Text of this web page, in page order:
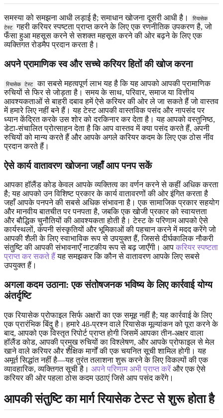
समस्या को समझना आधी लड़ाई है; समाधान खोजना दूसरी आधी है।
रियासेक
टेस्ट गहरी करियर स्पष्टता प्राप्त करने के लिए एक रणनीतिक उपकरण है, जो
फँसा हुआ महसूस करने से सशक्त महसूस करने की ओर बढ़ने के लिए एक
व्यक्तिगत रोडमैप प्रदान करता है।
अपने प्रामाणिक स्व और सच्चे करियर हितों की खोज करना
रियासेक टेस्ट का सबसे महत्वपूर्ण लाभ यह है कि यह आपको आपकी प्रामाणिक
रुचियों से फिर से जोड़ता है। समय के साथ, परिवार, समाज या वित्तीय
आवश्यकताओं से बाहरी दबाव हमें ऐसे करियर की ओर ले जा सकते हैं जो वास्तव
में हमारे लिए नहीं बने हैं। यह टेस्ट आपकी वास्तविक पसंद और नापसंद पर
ध्यान केंद्रित करके उस शोर को दरकिनार कर देता है। यह आपको वस्तुनिष्ठ,
डेटा-संचालित प्रोत्साहन देता है कि आप वास्तव में क्या पसंद करते हैं, अपनी
रुचियों को मान्य करते हैं और आपके अगले करियर कदम के लिए एक ठोस नींव
प्रदान करते हैं।
ऐसे कार्य वातावरण खोजना जहाँ आप पनप सकें
आपका हॉलैंड कोड केवल आपके व्यक्तित्व का वर्णन करने से कहीं अधिक करता
है; यह आपको उन विशिष्ट प्रकार के कार्य वातावरणों की ओर इंगित करता है
जहाँ आपके पनपने की सबसे अधिक संभावना है। एक सामाजिक प्रकार सहयोग
और मानवीय बातचीत पर पनपता है, जबकि एक खोजी प्रकार को स्वायत्तता
और बौद्धिक चुनौतियों की आवश्यकता होती है। टेस्ट के परिणाम आपको ऐसे
कार्यस्थलों, कंपनी संस्कृतियों और भूमिकाओं की पहचान करने में मदद करेंगे जो
आपकी शैली के लिए स्वाभाविक रूप से उपयुक्त हैं, जिससे दीर्घकालिक नौकरी
संतुष्टि की आपकी संभावनाएँ नाटकीय रूप से बढ़ जाएँगी। आप करियर स्पष्टता
प्राप्त कर सकते हैंयह समझकर कि कौन से वातावरण आपके लिए सबसे
उपयुक्त हैं।
अगला कदम उठाना: एक संतोषजनक भविष्य के लिए कार्रवाई योग्य
अंतर्दृष्टि
एक रियासेक प्रोफाइल सिर्फ अक्षरों का एक समूह नहीं है; यह कार्रवाई के लिए
एक प्रारंभिक बिंदु है। हमारे 48-प्रश्न वाले रियासेक मूल्यांकन को पूरा करने के
बाद, आपको एक विस्तृत रिपोर्ट प्राप्त होगी जिसमें आपका तीन-अक्षर वाला
हॉलैंड कोड, आपकी प्रमुख रुचियों का विश्लेषण, और आपके प्रोफाइल से मेल
खाने वाले करियर और शैक्षिक मार्गों की एक चयनित सूची शामिल होगी। यह
अमूर्त सिद्धांत नहीं है—यह तुरंत तलाशना शुरू करने के लिए विकल्पों की एक
व्यावहारिक, व्यक्तिगत सूची है। अपने परिणाम अभी प्राप्त करें और एक ऐसे
करियर की ओर पहला ठोस कदम उठाएं जिसे आप पसंद करेंगे।
आपकी संतुष्टि का मार्ग रियासेक टेस्ट से शुरू होता है